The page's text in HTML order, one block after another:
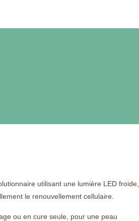
utilisant une lumière LED froide,
le renouvellement cellulaire.
ou en cure seule, pour une peau